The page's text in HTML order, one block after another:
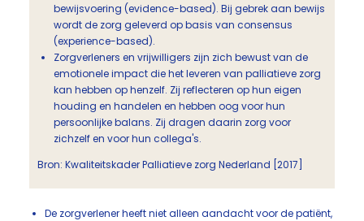
bewijsvoering (evidence-based). Bij gebrek aan bewijs
wordt de zorg geleverd op basis van consensus
(experience-based).
Zorgverleners en vrijwilligers zijn zich bewust van de
emotionele impact die het leveren van palliatieve zorg
kan hebben op henzelf. Zij reflecteren op hun eigen
houding en handelen en hebben oog voor hun
persoonlijke balans. Zij dragen daarin zorg voor
zichzelf en voor hun collega's.
Bron: Kwaliteitskader Palliatieve zorg Nederland [2017]
De zorgverlener heeft niet alleen aandacht voor de patiënt,